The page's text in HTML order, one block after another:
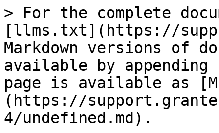
> For the complete
[llms.txt](https://
Markdown versions of
available by
page is available as
(https://
4/undefined.md).